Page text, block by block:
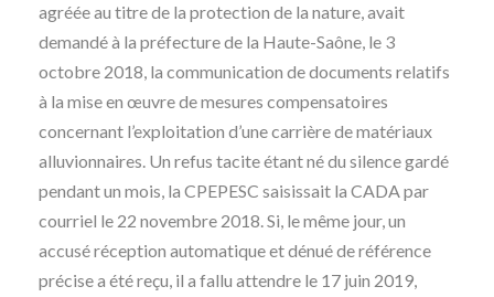
agréée au titre de la protection de la nature, avait
demandé à la préfecture de la Haute-Saône, le 3
octobre 2018, la communication de documents relatifs
à la mise en œuvre de mesures compensatoires
concernant l’exploitation d’une carrière de matériaux
alluvionnaires. Un refus tacite étant né du silence gardé
pendant un mois, la CPEPESC saisissait la CADA par
courriel le 22 novembre 2018. Si, le même jour, un
accusé réception automatique et dénué de référence
précise a été reçu, il a fallu attendre le 17 juin 2019,